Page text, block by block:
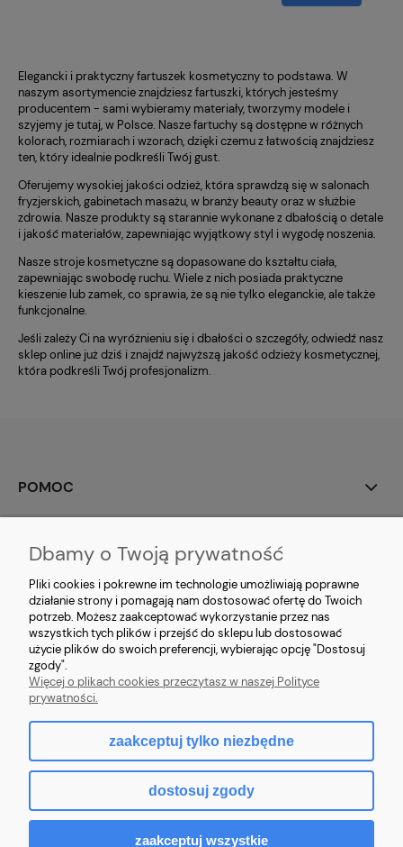
Elegancki i praktyczny fartuszek kosmetyczny to podstawa. W
naszym asortymencie znajdziesz fartuszki, których jesteśmy
producentem - sami wybieramy materiały, tworzymy modele i
szyjemy je tutaj, w Polsce. Nasze fartuchy są dostępne w różnych
kolorach, rozmiarach i wzorach, dzięki czemu z łatwością znajdziesz
ten, który idealnie podkreśli Twój gust.
Oferujemy wysokiej jakości odzież, która sprawdzą się w salonach
fryzjerskich, gabinetach masażu, w branży beauty oraz w służbie
zdrowia. Nasze produkty są starannie wykonane z dbałością o detale
i jakość materiałów, zapewniając wyjątkowy styl i wygodę noszenia.
Nasze stroje kosmetyczne są dopasowane do kształtu ciała,
zapewniając swobodę ruchu. Wiele z nich posiada praktyczne
kieszenie lub zamek, co sprawia, że są nie tylko eleganckie, ale także
funkcjonalne.
Jeśli zależy Ci na wyróżnieniu się i dbałości o szczegóły, odwiedź nasz
sklep online już dziś i znajdź najwyższą jakość odzieży kosmetycznej,
która podkreśli Twój profesjonalizm.
POMOC
O FIRMIE
MOJE KONTO
NAWIGACJA
Sklep internetowy Shoper.pl
Dbamy o Twoją prywatność
Pliki cookies i pokrewne im technologie umożliwiają poprawne
działanie strony i pomagają nam dostosować ofertę do Twoich
potrzeb. Możesz zaakceptować wykorzystanie przez nas
wszystkich tych plików i przejść do sklepu lub dostosować
użycie plików do swoich preferencji, wybierając opcję "Dostosuj
zgody".
Więcej o plikach cookies przeczytasz w naszej Polityce
prywatności.
zaakceptuj tylko niezbędne
dostosuj zgody
zaakceptuj wszystkie